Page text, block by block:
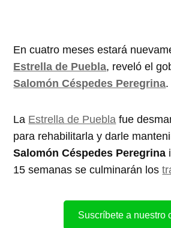
En cuatro meses estará
Estrella de Puebla, reveló el
Salomón Céspedes Peregrina.
La Estrella de Puebla fue
para rehabilitarla y darle
Salomón Céspedes Peregrina
15 semanas se culminarán los
Suscríbete a nuestro